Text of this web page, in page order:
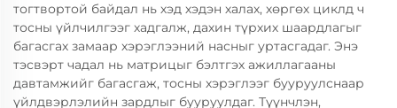
тогтвортой байдал нь хэд хэдэн халах, хөргөх циклд ч
тосны үйлчилгээг хадгалж, дахин түрхих шаардлагыг
багасгах замаар хэрэглээний насныг уртасгадаг. Энэ
тэсвэрт чадал нь матрицыг бэлтгэх ажиллагааны
давтамжийг багасгаж, тосны хэрэглээг бууруулснаар
үйлдвэрлэлийн зардлыг бууруулдаг. Түүнчлэн,